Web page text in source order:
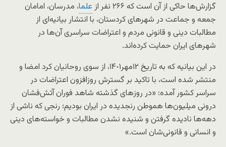
گزارش‌ها حاکی از آن است که ٢۶۶ نفر از علما، مدرسان، امامان
جمعه و جماعت در شهرهای کردستان، با انتشار بیانیه‌ای از
مطالبات دینی و قانونی مردم و اعتراضات سراسری آن‌ها در
شهرهای ایران حمایت کرده‌اند.
در این بیانیه که به تاریخ ۱۲مهر١۴٠١، از سوی روحانیان کرد امضا و
منتشر شده است، با تاکید بر گسترش روزافزون اعتراضات در
سراسر کشور آمده: «در روزهای گذشته شاهد فوران آتش‌فشان
درونی میلیون‌ها هموطن رنجدیده در ایران بودیم؛ رنجی که ناشی از
دهه‌ها نادیده گرفتن و شنیده نشدن مطالبات و خواسته‌های دینی
و انسانی و قانونی‌شان است.»